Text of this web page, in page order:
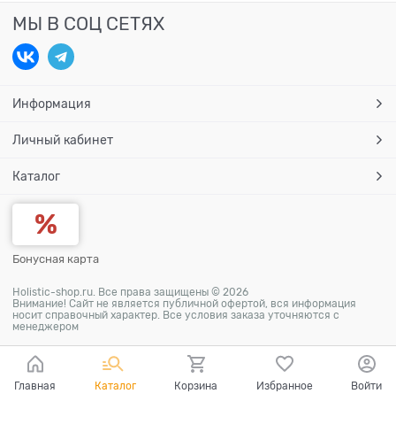
МЫ В СОЦ СЕТЯХ
Информация
Личный кабинет
Каталог
Бонусная карта
Holistic-shop.ru. Все права защищены © 2026
Внимание! Сайт не является публичной офертой, вся информация
носит справочный характер. Все условия заказа уточняются с
менеджером
Главная Каталог Корзина Избранное Войти